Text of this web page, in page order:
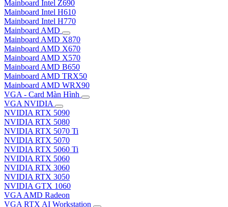
Mainboard Intel Z690
Mainboard Intel H610
Mainboard Intel H770
Mainboard AMD
Mainboard AMD X870
Mainboard AMD X670
Mainboard AMD X570
Mainboard AMD B650
Mainboard AMD TRX50
Mainboard AMD WRX90
VGA - Card Màn Hình
VGA NVIDIA
NVIDIA RTX 5090
NVIDIA RTX 5080
NVIDIA RTX 5070 Ti
NVIDIA RTX 5070
NVIDIA RTX 5060 Ti
NVIDIA RTX 5060
NVIDIA RTX 3060
NVIDIA RTX 3050
NVIDIA GTX 1060
VGA AMD Radeon
VGA RTX AI Workstation